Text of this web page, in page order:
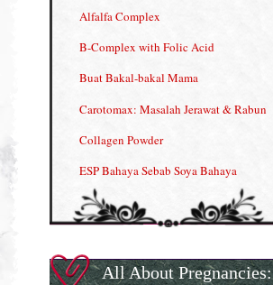
Alfalfa Complex
B-Complex with Folic Acid
Buat Bakal-bakal Mama
Carotomax: Masalah Jerawat & Rabun
Collagen Powder
ESP Bahaya Sebab Soya Bahaya
ESP Produk Shaklee Paling HOT
Gla Complex (II)
All About Pregnancies: